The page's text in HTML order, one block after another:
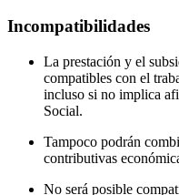
Incompatibilidades
La prestación y el
compatibles con el
incluso si no implica
Social.
Tampoco podrán
contributivas
No será posible